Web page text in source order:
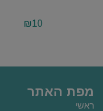
₪10
מפת האתר
ראשי